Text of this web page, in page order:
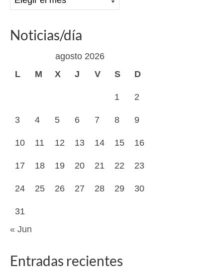
Noticias/día
agosto 2026
L
M X J V S D
1 2
3 4 5 6 7 8 9
10 11 12 13 14 15 16
17 18 19 20 21 22 23
24 25 26 27 28 29 30
31
« Jun
Entradas recientes